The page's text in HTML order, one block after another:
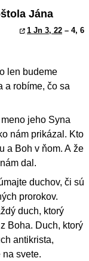
Jána
1 Jn 3, 22 – 4, 6
len budeme
a robíme, čo sa
jeho Syna
nám prikázal. Kto
a Boh v ňom. A že
dal.
duchov, či sú
prorokov.
duch, ktorý
Boha. Duch, ktorý
antikrista,
na svete.